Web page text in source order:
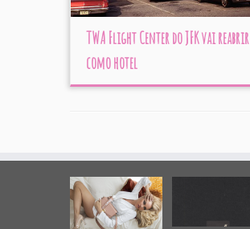
TWA Flight Center do JFK vai reabrir
como hotel